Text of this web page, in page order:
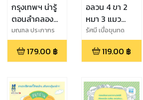
กรุงเทพฯ น่ารู้
ตอนลำคลอง
(หนังสือเสียง)
มณฑล ประภากร
เกียรติ
179.00 ฿
อลวน 4 ขา 2
หมา 3 แมว
(หนังสือเสียง)
รัศมี เบื่อขุนทด
119.00 ฿